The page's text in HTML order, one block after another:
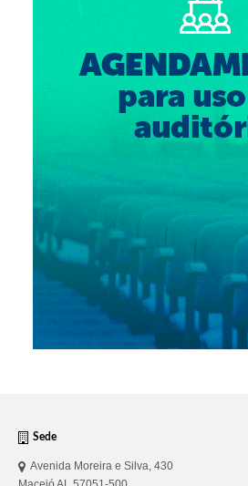
Sede
Avenida Moreira e Silva, 430